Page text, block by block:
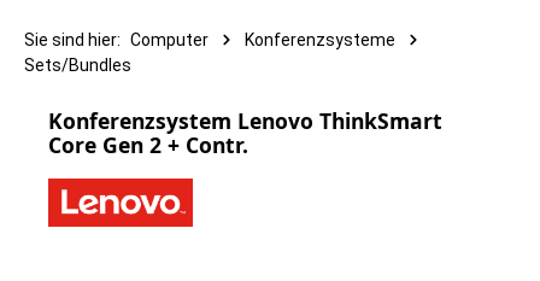
Sie sind hier: Computer
Konferenzsysteme
Sets/Bundles
Konferenzsystem Lenovo ThinkSmart
Core Gen 2 + Contr.